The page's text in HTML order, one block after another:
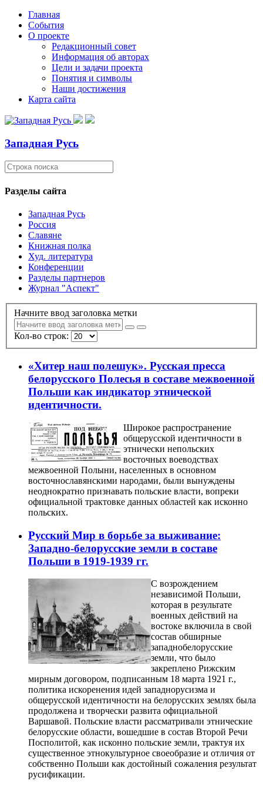
Главная
События
О проекте
Редакционный совет
Информация об авторах
Цели и задачи проекта
Понятия и символы
Наши достижения
Карта сайта
Западная Русь
Разделы сайта
Западная Русь
Россия
Славяне
Книжная полка
Худ. литература
Конференции
Разделы партнеров
Журнал "Аспект"
Начните ввод заголовка метки
Кол-во строк:
«Хитер наш полешук». Русская пресса
белорусского Полесья в составе межвоенной
Польши как индикатор этнической
идентичности.
Широкое распространение
общерусской идентичности в
этнически непольских
восточных воеводствах
межвоенной Полыни, населенных в основном
восточнославянскими народами, были вынуждены
неоднократно признавать польские власти, вопреки
официальной трактовке данных областей как исконно
польских.
Русский Мир в борьбе за выживание:
Западно-белорусские земли в составе
Польши в 1919-1939 гг.
С возрождением
независимой Польши,
которая в результате
военных действий на
востоке включила в свой
состав обширные
западнобелорусские
земли, что было
закреплено Рижским
мирным договором, подписанным 18 марта 1921 г.,
политика искоренения идей западнорусизма и
общерусской идентичности на белорусских землях была
продолжена и творчески развита официальной
Варшавой. Польские власти рассматривали этнические
белорусские области, вошедшие в состав Второй Речи
Посполитой, как исконно польские земли, трактуя их
существенное этнокультурное своеобразие и отличия от
собственно Польши как достойный сожаления результат
русификации.